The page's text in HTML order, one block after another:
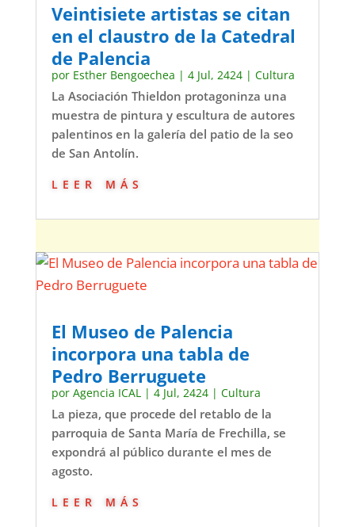
Veintisiete artistas se citan
en el claustro de la Catedral
de Palencia
por Esther Bengoechea | 4 Jul, 2424| Cultura
La Asociación Thieldon protagoninza una
muestra de pintura y escultura de autores
palentinos en la galería del patio de la seo
de San Antolín.
leer más
El Museo de Palencia
incorpora una tabla de
Pedro Berruguete
por Agencia ICAL| 4 Jul, 2424| Cultura
La pieza, que procede del retablo de la
parroquia de Santa María de Frechilla, se
expondrá al público durante el mes de
agosto.
leer más